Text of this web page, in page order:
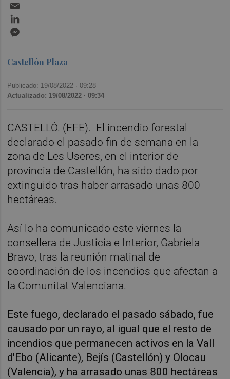
Castellón Plaza
Publicado: 19/08/2022 ·09:28
Actualizado: 19/08/2022 · 09:34
CASTELLÓ. (EFE). El incendio forestal
declarado el pasado fin de semana en la
zona de Les Useres, en el interior de
provincia de Castellón, ha sido dado por
extinguido tras haber arrasado unas 800
hectáreas.
Así lo ha comunicado este viernes la
consellera de Justicia e Interior, Gabriela
Bravo, tras la reunión matinal de
coordinación de los incendios que afectan a
la Comunitat Valenciana.
Este fuego, declarado el pasado sábado, fue
causado por un rayo, al igual que el resto de
incendios que permanecen activos en la Vall
d'Ebo (Alicante), Bejís (Castellón) y Olocau
(Valencia), y ha arrasado unas 800 hectáreas